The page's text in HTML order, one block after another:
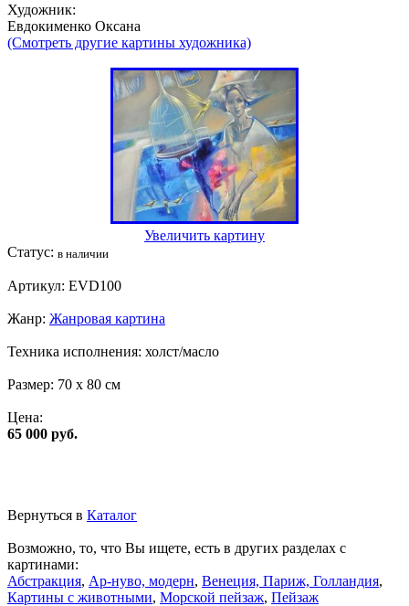
Художник:
Евдокименко Оксана
(Смотреть другие картины художника)
Увеличить картину
Статус: в наличии
Артикул: EVD100
Жанр: Жанровая картина
Техника исполнения: холст/масло
Размер: 70 x 80 см
Цена:
65 000 руб.
Вернуться в Каталог
Возможно, то, что Вы ищете, есть в других разделах с
картинами:
Абстракция, Ар-нуво, модерн, Венеция, Париж, Голландия,
Картины с животными, Морской пейзаж, Пейзаж